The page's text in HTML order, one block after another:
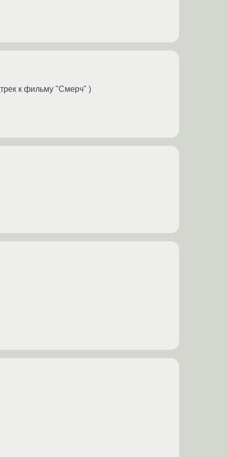
к фильму "Смерч" )